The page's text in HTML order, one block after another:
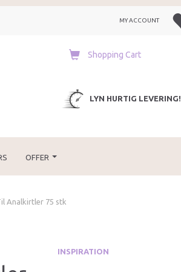
MY ACCOUNT
Shopping Cart
LYN HURTIG LEVERING!
OFFER
Analkirtler 75 stk
INSPIRATION